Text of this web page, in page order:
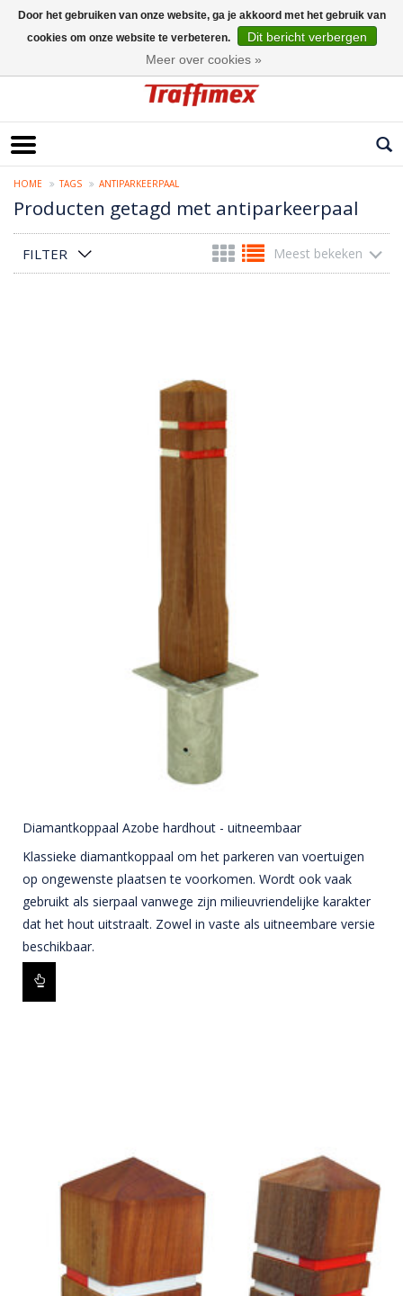
HOME TAGS ANTIPARKEERPAAL
Producten getagd met antiparkeerpaal
FILTER Meest bekeken
Diamantkoppaal Azobe hardhout - uitneembaar
Klassieke diamantkoppaal om het parkeren van voertuigen
op ongewenste plaatsen te voorkomen. Wordt ook vaak
gebruikt als sierpaal vanwege zijn milieuvriendelijke karakter
dat het hout uitstraalt. Zowel in vaste als uitneembare versie
beschikbaar.
Door het gebruiken van onze website, ga je akkoord met het gebruik van
cookies om onze website te verbeteren.
Dit bericht verbergen
Meer over cookies »